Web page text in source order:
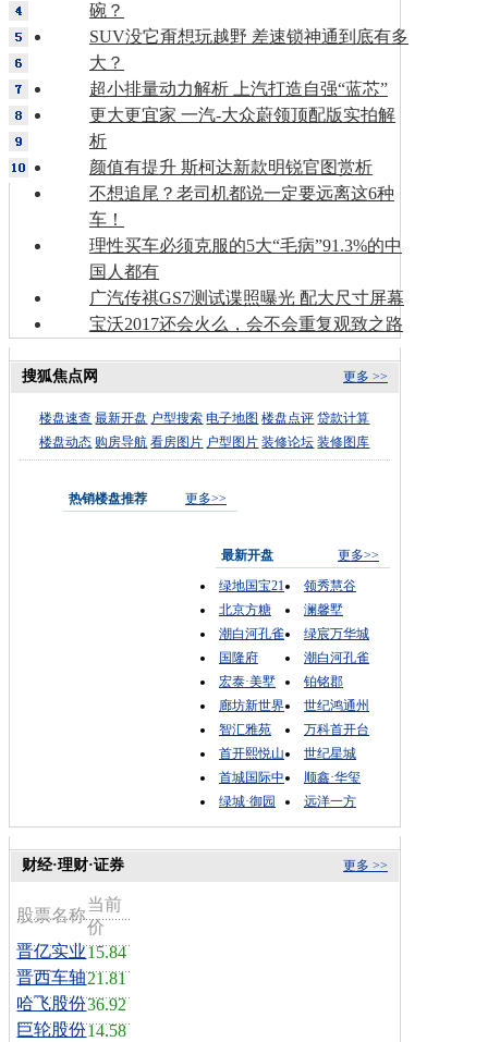
碗？
SUV没它甭想玩越野 差速锁神通到底有多
大？
超小排量动力解析 上汽打造自强“蓝芯”
更大更宜家 一汽-大众蔚领顶配版实拍解
析
颜值有提升 斯柯达新款明锐官图赏析
不想追尾？老司机都说一定要远离这6种
车！
理性买车必须克服的5大“毛病”91.3%的中
国人都有
广汽传祺GS7测试谍照曝光 配大尺寸屏幕
宝沃2017还会火么，会不会重复观致之路
更多 >>
搜狐焦点网
楼盘速查 最新开盘 户型搜索 电子地图 楼盘点评 贷款计算
楼盘动态 购房导航 看房图片 户型图片 装修论坛 装修图库
热销楼盘推荐 更多>>
最新开盘
更多>>
绿地国宝21
领秀慧谷
北京方糖
澜馨墅
潮白河孔雀
绿宸万华城
国隆府
潮白河孔雀
宏泰·美墅
铂铭郡
廊坊新世界
世纪鸿通州
智汇雅苑
万科首开台
首开熙悦山
世纪星城
首城国际中
顺鑫·华玺
绿城·御园
远洋一方
更多 >>
财经·理财·证券
股票名称
当前
价
晋亿实业15.84
晋西车轴21.81
哈飞股份36.92
巨轮股份14.58